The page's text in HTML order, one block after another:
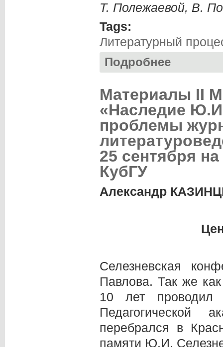
Т. Полежаевой, В.
Tags:
Литературный
Подробнее
Материалы II
«Наследие
проблемы
25 сентября
КубГУ
Александр
Селезневская
Павлова. Так же
10 лет проводил
Педагогической
перебрался в
памяти Ю.И.